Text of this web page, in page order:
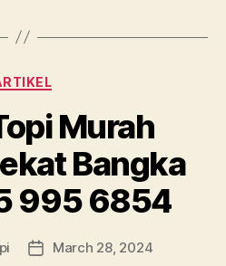
Categories
Murah
Bangka
995 6854
PostMarch 28, 2024